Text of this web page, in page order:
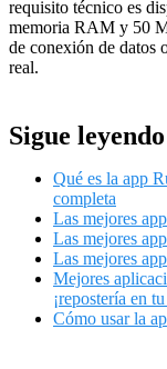
requisito técnico es
memoria RAM y 50
de conexión de datos
real.
Sigue leyendo
Qué es la app
completa
Las mejores
Las mejores
Las mejores
Mejores
¡repostería en
Cómo usar la